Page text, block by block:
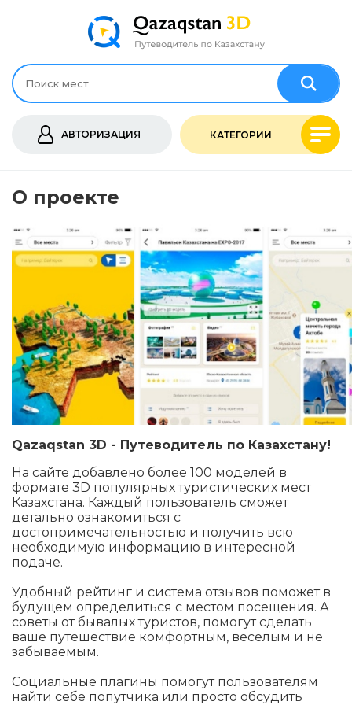
АВТОРИЗАЦИЯ КАТЕГОРИИ
О проекте
Qazaqstan 3D - Путеводитель по Казахстану!
На сайте добавлено более 100 моделей в
формате 3D популярных туристических мест
Казахстана. Каждый пользователь сможет
детально ознакомиться с
достопримечательностью и получить всю
необходимую информацию в интересной
подаче.
Удобный рейтинг и система отзывов поможет в
будущем определиться с местом посещения. А
советы от бывалых туристов, помогут сделать
ваше путешествие комфортным, веселым и не
забываемым.
Социальные плагины помогут пользователям
найти себе попутчика или просто обсудить